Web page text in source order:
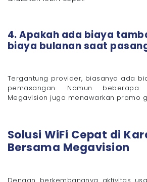
4. Apakah ada biaya
biaya bulanan saat
Tergantung provider, biasanya ada
pemasangan. Namun
Megavision juga menawarkan promo
Solusi WiFi Cepat di
Bersama Megavision